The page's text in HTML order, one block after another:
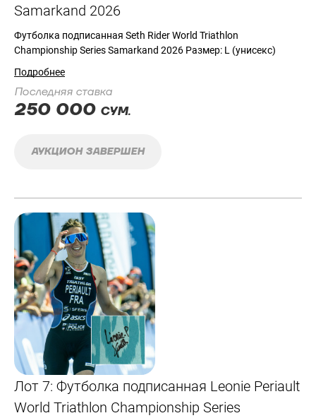
Samarkand 2026
Футболка подписанная Seth Rider World Triathlon
Championship Series Samarkand 2026 Размер: L (унисекс)
Подробнее
Последняя ставка
250 000 СУМ.
АУКЦИОН ЗАВЕРШЕН
Лот 7: Футболка подписанная Leonie Periault
World Triathlon Championship Series